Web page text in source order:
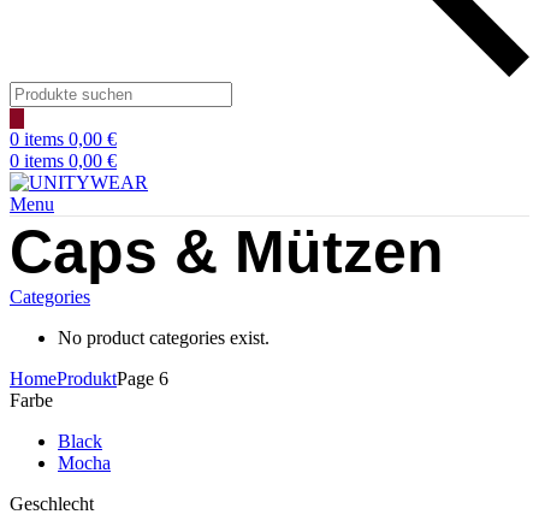
Products
search
0 items 0,00 €
0 items 0,00 €
Menu
Caps & Mützen
Categories
No product categories exist.
HomeProduktPage 6
Farbe
Black
Mocha
Geschlecht